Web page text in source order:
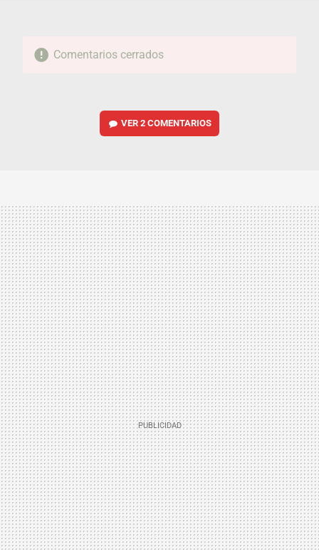
Comentarios cerrados
VER2 COMENTARIOS